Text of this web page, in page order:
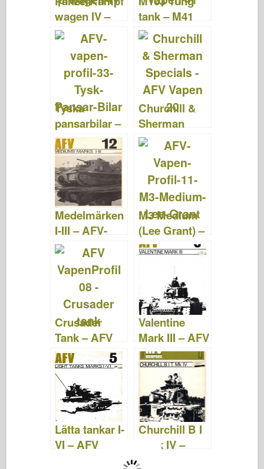
wagen IV –
AFV Vapen 43
tank – M41
Light Tank –
AFV Vapen 41
Tyska
pansarbilar –
AFV-vapen 33
Churchill &
Sherman
Specials –
AFV Vapen 20
Medelmärken
I-III – AFV-
vapen 12
M3 Medium
(Lee Grant) –
AFV Vapen 11
Crusader
Tank – AFV
Vapen 08
Valentine
Mark III – AFV
Vapen 06
Lätta tankar I-
VI – AFV
Churchill B I
T Mk IV –
AFV Vapen 01